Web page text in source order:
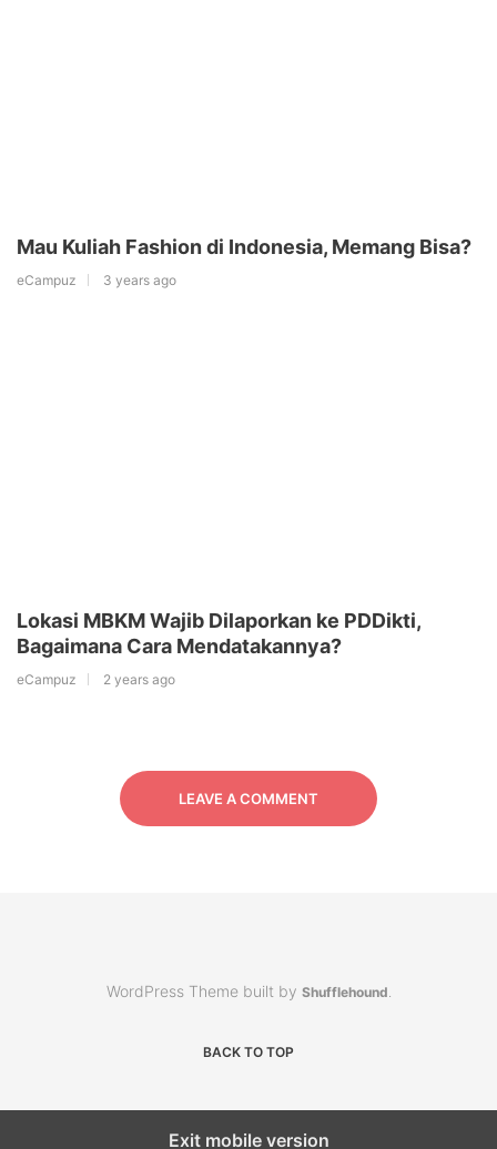
Mau Kuliah Fashion di Indonesia, Memang Bisa?
eCampuz 3 years ago
Lokasi MBKM Wajib Dilaporkan ke PDDikti,
Bagaimana Cara Mendatakannya?
eCampuz 2 years ago
LEAVE A COMMENT
WordPress Theme built by Shufflehound.
BACK TO TOP
Exit mobile version